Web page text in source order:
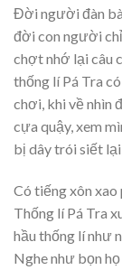
Đời người đàn
đời con người
chợt nhớ lại câu
thống lí Pá Tra
chơi, khi về nhìn
cựa quậy, xem
bị dây trói siết
Có tiếng xôn xao
Thống lí Pá Tra
hầu thống lí như
Nghe như bọn